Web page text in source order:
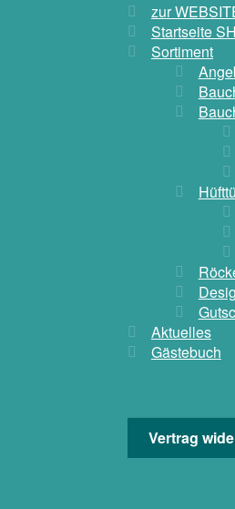
zur
Startseite
Sortiment
Aktuelles
Gästebuch
Vertrag